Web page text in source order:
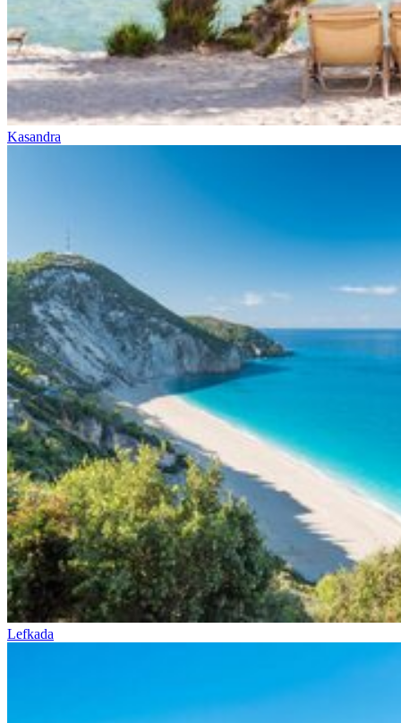
Kasandra
Lefkada